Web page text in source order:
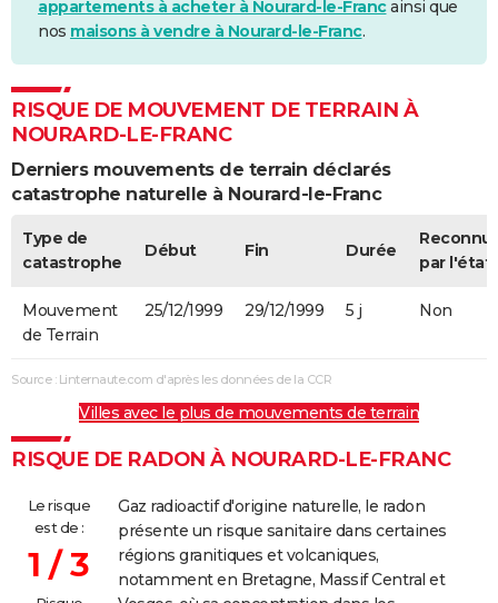
appartements à acheter à Nourard-le-Francainsi que
nos maisons à vendre à Nourard-le-Franc.
RISQUE DE MOUVEMENT DE TERRAIN À
NOURARD-LE-FRANC
Derniers mouvements de terrain déclarés
catastrophe naturelle à Nourard-le-Franc
Type de
catastrophe
Début Fin Durée
par l'état
Mouvement
de Terrain
25/12/1999 29/12/1999 5 j Non
Source : Linternaute.com d'après les données de la CCR
Villes avec le plus de mouvements de terrain
RISQUE DE RADON À NOURARD-LE-FRANC
Le risque
est de :
1 / 3
Gaz radioactif d'origine naturelle, le radon
présente un risque sanitaire dans certaines
régions granitiques et volcaniques,
notamment en Bretagne, Massif Central et